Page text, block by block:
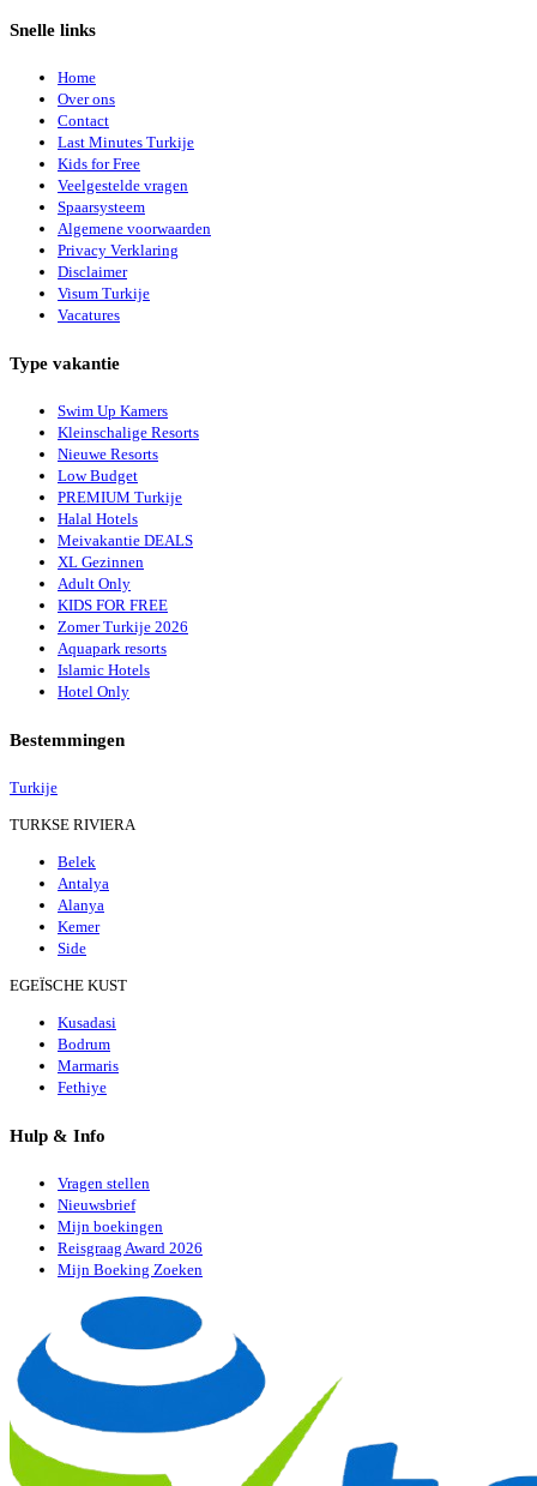
Snelle links
Home
Over ons
Contact
Last Minutes Turkije
Kids for Free
Veelgestelde vragen
Spaarsysteem
Algemene voorwaarden
Privacy Verklaring
Disclaimer
Visum Turkije
Vacatures
Type vakantie
Swim Up Kamers
Kleinschalige Resorts
Nieuwe Resorts
Low Budget
PREMIUM Turkije
Halal Hotels
Meivakantie DEALS
XL Gezinnen
Adult Only
KIDS FOR FREE
Zomer Turkije 2026
Aquapark resorts
Islamic Hotels
Hotel Only
Bestemmingen
Turkije
TURKSE RIVIERA
Belek
Antalya
Alanya
Kemer
Side
EGEÏSCHE KUST
Kusadasi
Bodrum
Marmaris
Fethiye
Hulp & Info
Vragen stellen
Nieuwsbrief
Mijn boekingen
Reisgraag Award 2026
Mijn Boeking Zoeken